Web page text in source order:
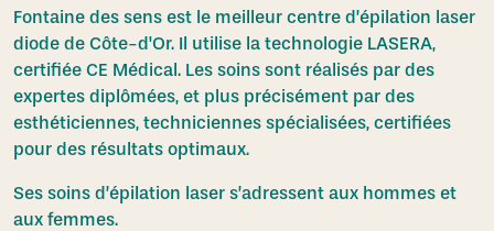
Fontaine des sens est le meilleur centre d’épilation laser
diode de Côte-d'Or. Il utilise la technologie LASERA,
certifiée CE Médical. Les soins sont réalisés par des
expertes diplômées, et plus précisément par des
esthéticiennes, techniciennes spécialisées, certifiées
pour des résultats optimaux.
Ses soins d’épilation laser s’adressent aux hommes et
aux femmes.